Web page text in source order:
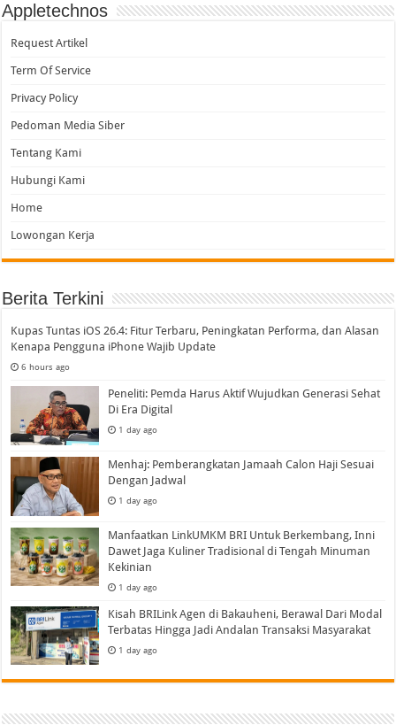
Appletechnos
Request Artikel
Term Of Service
Privacy Policy
Pedoman Media Siber
Tentang Kami
Hubungi Kami
Home
Lowongan Kerja
Berita Terkini
Kupas Tuntas iOS 26.4: Fitur Terbaru, Peningkatan Performa, dan Alasan
Kenapa Pengguna iPhone Wajib Update
6 hours ago
Peneliti: Pemda Harus Aktif Wujudkan Generasi Sehat
Di Era Digital
1 day ago
Menhaj: Pemberangkatan Jamaah Calon Haji Sesuai
Dengan Jadwal
1 day ago
Manfaatkan LinkUMKM BRI Untuk Berkembang, Inni
Dawet Jaga Kuliner Tradisional di Tengah Minuman
Kekinian
1 day ago
Kisah BRILink Agen di Bakauheni, Berawal Dari Modal
Terbatas Hingga Jadi Andalan Transaksi Masyarakat
1 day ago